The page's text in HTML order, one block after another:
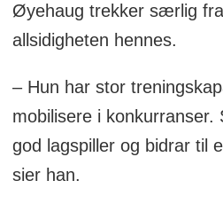
Øyehaug trekker særlig
allsidigheten hennes.
– Hun har stor
mobilisere i konkurranser.
god lagspiller og bidrar til
sier han.